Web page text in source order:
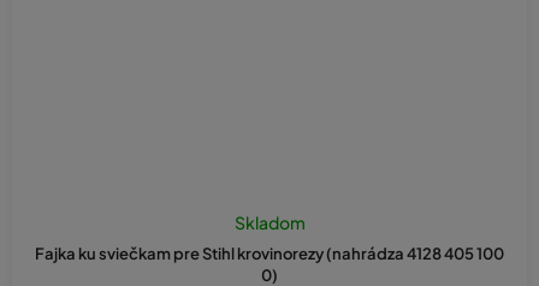
Fajka ku sviečkam pre Stihl krovinorezy (nahrádza 4128 405 100
0)
Skladom